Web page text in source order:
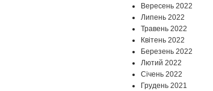
Вересень 2022
Липень 2022
Травень 2022
Квітень 2022
Березень 2022
Лютий 2022
Січень 2022
Грудень 2021